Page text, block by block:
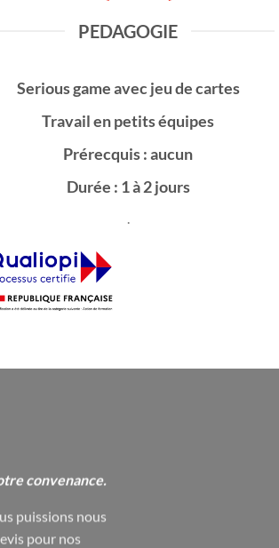
PEDAGOGIE
Serious game avec jeu de cartes
Travail en petits équipes
Prérecquis : aucun
Durée : 1 à 2 jours
.
convenance.
puissions nous
pour nos